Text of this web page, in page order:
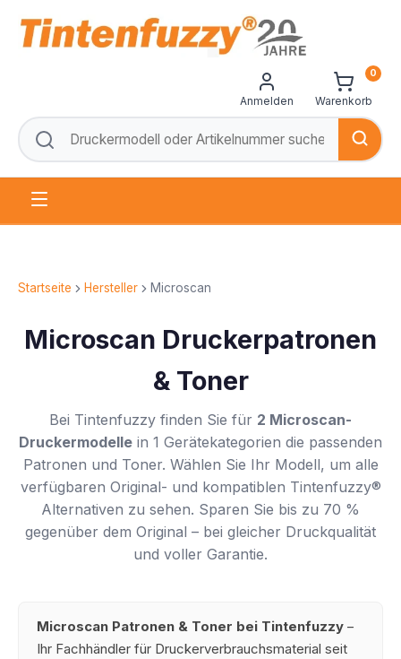
Anmelden Warenkorb
0
Startseite Hersteller Microscan
Microscan Druckerpatronen
& Toner
Bei Tintenfuzzy finden Sie für 2 Microscan-
Druckermodelle in 1 Gerätekategorien die passenden
Patronen und Toner. Wählen Sie Ihr Modell, um alle
verfügbaren Original- und kompatiblen Tintenfuzzy®
Alternativen zu sehen. Sparen Sie bis zu 70 %
gegenüber dem Original – bei gleicher Druckqualität
und voller Garantie.
Microscan Patronen & Toner bei Tintenfuzzy –
Ihr Fachhändler für Druckerverbrauchsmaterial seit